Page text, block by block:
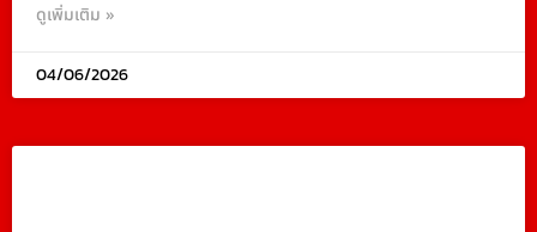
ดูเพิ่มเติม »
04/06/2026